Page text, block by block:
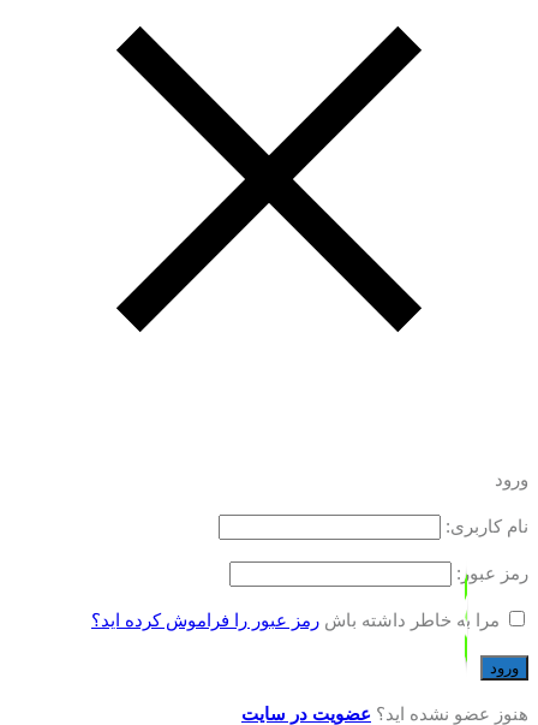
ورود
نام کاربری:
رمز عبور:
مرا به خاطر داشته باش رمز عبور را فراموش کرده اید؟
هنوز عضو نشده اید؟ عضویت در سایت